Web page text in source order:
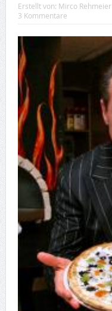
Erstellt von: Mirco Rehmeier
3 Kommentare